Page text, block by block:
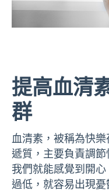
提高血清
群
血清素，被稱為快
遞質，主要負責調節
我們就能感覺到開
過低，就容易出現憂